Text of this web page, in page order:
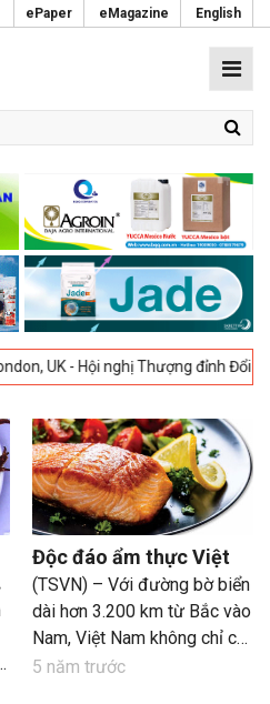
ePaper eMagazine English
UK - Hội nghị Thượng đỉnh Đổi mới
Độc đáo ẩm thực Việt
(TSVN) – Với đường bờ biển
dài hơn 3.200 km từ Bắc vào
Nam, Việt Nam không chỉ có
nhiều vịnh, biển đẹp xứng
5 năm trước